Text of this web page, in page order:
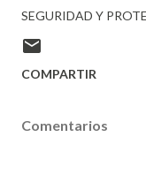
SEGURIDAD Y
COMPARTIR
Comentarios